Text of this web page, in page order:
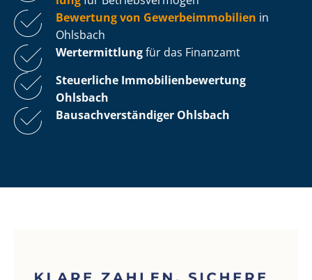
Bewertung von Ge­wer­be­im­mo­bi­li­en in
Ohlsbach
Wertermittlungfür das Finanzamt
Steuerliche Im­mo­bi­li­en­be­wer­tung
Ohlsbach
Bau­sach­ver­stän­di­ger Ohlsbach